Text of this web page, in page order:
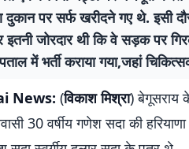
पर सर्फ खरीदने गए थे. इसी
इतनी जोरदार थी कि वे सड़क पर
में भर्ती कराया गया,जहां
News: (विकाश मिश्रा) बेगूसराय
30 वर्षीय गणेश सदा की